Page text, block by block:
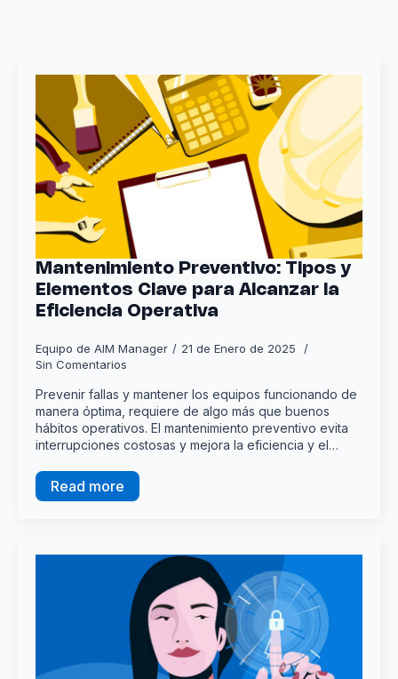
Mantenimiento Preventivo: Tipos y
Elementos Clave para Alcanzar la
Eficiencia Operativa
Equipo de AIM Manager
21 de Enero de 2025
Sin Comentarios
Prevenir fallas y mantener los equipos funcionando de
manera óptima, requiere de algo más que buenos
hábitos operativos. El mantenimiento preventivo evita
interrupciones costosas y mejora la eficiencia y el…
Read more